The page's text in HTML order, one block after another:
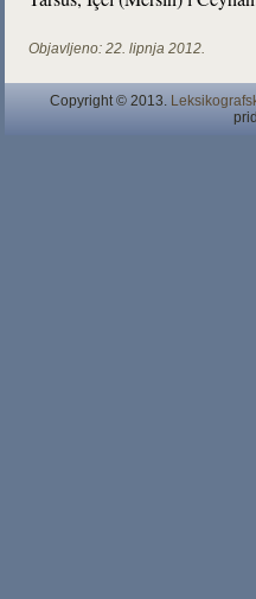
Objavljeno: 22. lipnja 2012.
Copyright © 2013.